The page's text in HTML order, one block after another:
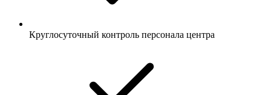
Круглосуточный контроль персонала центра